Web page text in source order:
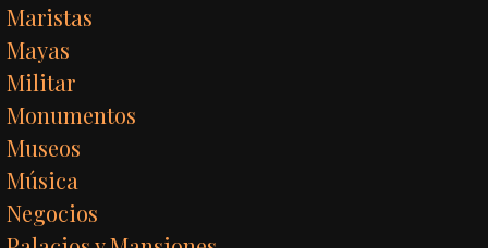
Maristas
Mayas
Militar
Monumentos
Museos
Música
Negocios